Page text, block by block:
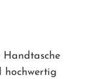
hochwertig